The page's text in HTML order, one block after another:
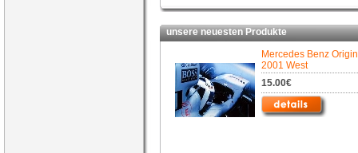
unsere neuesten Produkte
Mercedes Benz
2001 West
15.00€